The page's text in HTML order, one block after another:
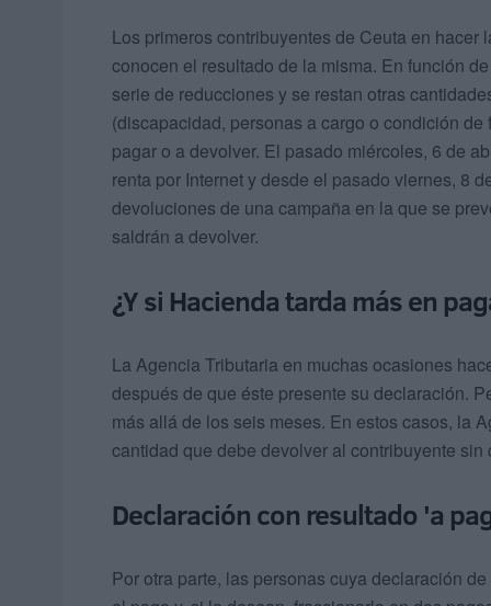
Los primeros contribuyentes de Ceuta en hacer
conocen el resultado de la misma. En función
serie de reducciones y se restan otras
(discapacidad, personas a cargo o condición
pagar o a devolver. El pasado miércoles, 6 de
renta por Internet y desde el pasado viernes, 8
devoluciones de una campaña en la que se
saldrán a devolver.
¿Y si Hacienda tarda más en
La Agencia Tributaria en muchas ocasiones
después de que éste presente su declaración.
más allá de los seis meses. En estos casos, la
cantidad que debe devolver al contribuyente
Declaración con resultado 'a
Por otra parte, las personas cuya declaración